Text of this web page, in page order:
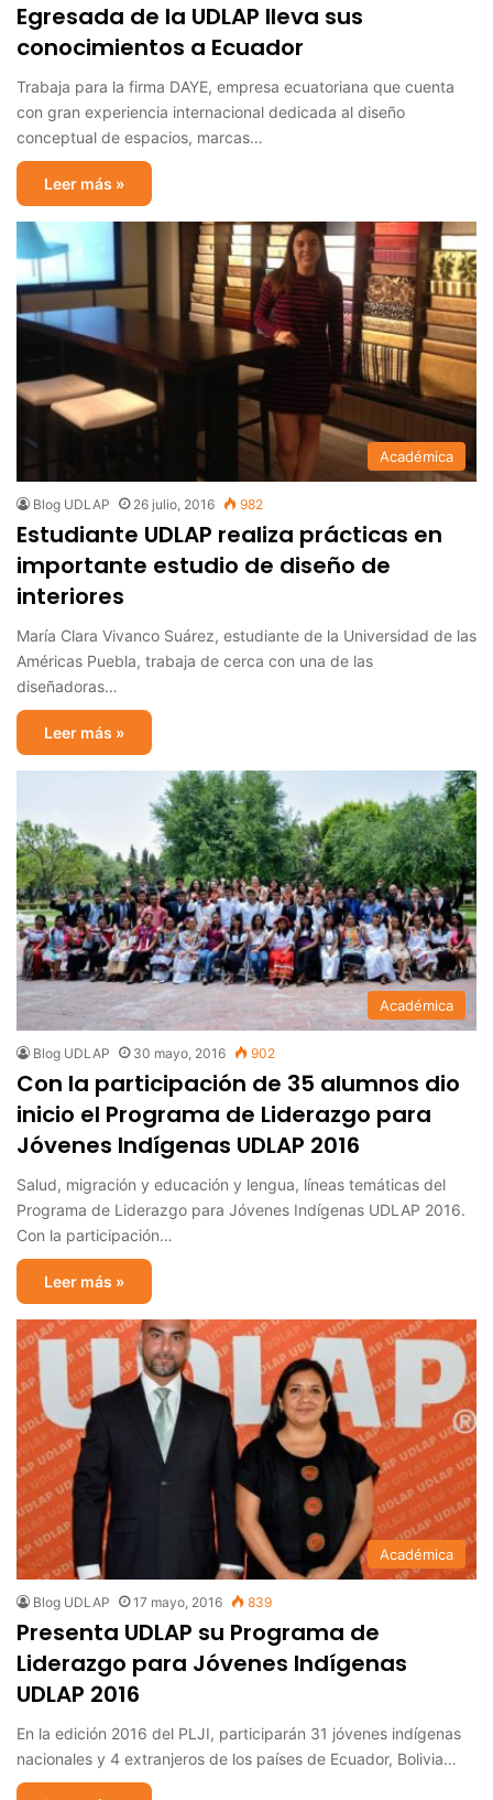
Egresada de la UDLAP lleva sus
conocimientos a Ecuador
Trabaja para la firma DAYE, empresa ecuatoriana que cuenta
con gran experiencia internacional dedicada al diseño
conceptual de espacios, marcas…
Leer más »
Académica
Blog UDLAP 26 julio, 2016 982
Estudiante UDLAP realiza prácticas en
importante estudio de diseño de
interiores
María Clara Vivanco Suárez, estudiante de la Universidad de las
Américas Puebla, trabaja de cerca con una de las
diseñadoras…
Leer más »
Académica
Blog UDLAP 30 mayo, 2016 902
Con la participación de 35 alumnos dio
inicio el Programa de Liderazgo para
Jóvenes Indígenas UDLAP 2016
Salud, migración y educación y lengua, líneas temáticas del
Programa de Liderazgo para Jóvenes Indígenas UDLAP 2016.
Con la participación…
Leer más »
Académica
Blog UDLAP 17 mayo, 2016 839
Presenta UDLAP su Programa de
Liderazgo para Jóvenes Indígenas
UDLAP 2016
En la edición 2016 del PLJI, participarán 31 jóvenes indígenas
nacionales y 4 extranjeros de los países de Ecuador, Bolivia…